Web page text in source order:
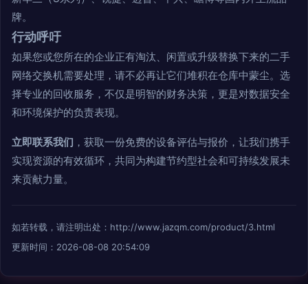
牌。
行动呼吁
如果您或您所在的企业正有淘汰、闲置或升级替换下来的二手
网络交换机需要处理，请不必再让它们堆积在仓库中蒙尘。选
择专业的回收服务，不仅是明智的财务决策，更是对数据安全
和环境保护的负责表现。
立即联系我们 ，获取一份免费的设备评估与报价，让我们携手
实现资源的有效循环，共同为构建节约型社会和可持续发展未
来贡献力量。
如若转载，请注明出处：http://www.jazqm.com/product/3.html
更新时间：2026-08-08 20:54:09